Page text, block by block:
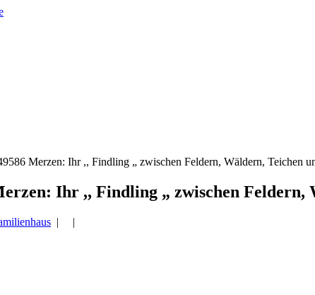
Merzen: Ihr ,, Findling „ zwischen Feldern, Wäldern, Teichen
Ihr ,, Findling „ zwischen Feldern,
| |